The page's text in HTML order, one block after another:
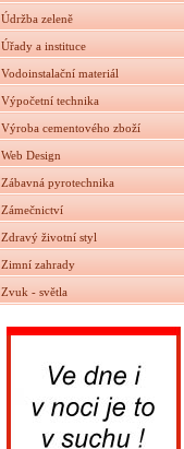
Údržba zeleně
Úřady a instituce
Vodoinstalační materiál
Výpočetní technika
Výroba cementového zboží
Web Design
Zábavná pyrotechnika
Zámečnictví
Zdravý životní styl
Zimní zahrady
Zvuk - světla